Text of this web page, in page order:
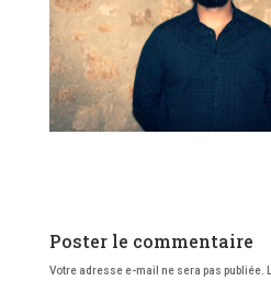
Poster le commentaire
Votre adresse e-mail ne sera pas publiée.